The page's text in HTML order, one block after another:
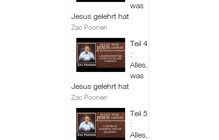
was
Jesus gelehrt hat
Zac Poonen
Teil 4
:
Alles,
was
Jesus gelehrt hat
Zac Poonen
Teil 5
:
Alles,